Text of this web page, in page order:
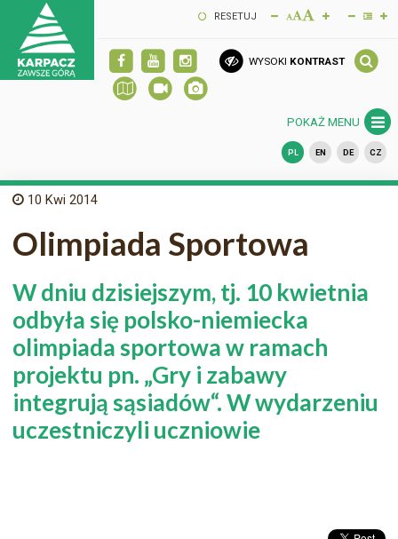
RESETUJ
WYSOKI KONTRAST
POKAŻ MENU
PL EN DE CZ
10 Kwi 2014
Olimpiada Sportowa
W dniu dzisiejszym, tj. 10 kwietnia
odbyła się polsko-niemiecka
olimpiada sportowa w ramach
projektu pn. „Gry i zabawy
integrują sąsiadów“. W wydarzeniu
uczestniczyli uczniowie